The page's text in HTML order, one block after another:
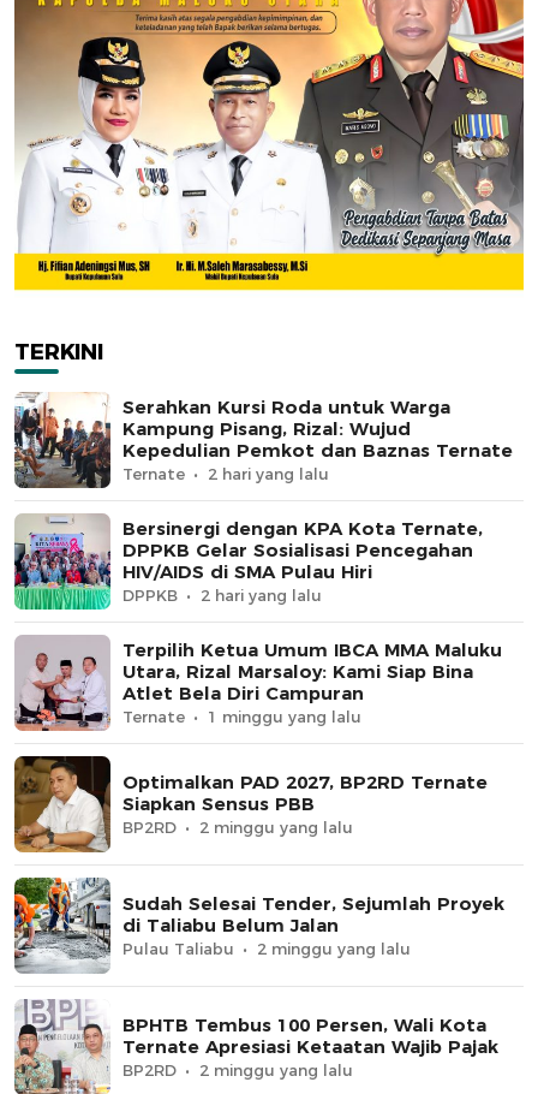
TERKINI
Serahkan Kursi Roda untuk Warga
Kampung Pisang, Rizal: Wujud
Kepedulian Pemkot dan Baznas Ternate
Ternate 2 hari yang lalu
Bersinergi dengan KPA Kota Ternate,
DPPKB Gelar Sosialisasi Pencegahan
HIV/AIDS di SMA Pulau Hiri
DPPKB 2 hari yang lalu
Terpilih Ketua Umum IBCA MMA Maluku
Utara, Rizal Marsaloy: Kami Siap Bina
Atlet Bela Diri Campuran
Ternate 1 minggu yang lalu
Optimalkan PAD 2027, BP2RD Ternate
Siapkan Sensus PBB
BP2RD 2 minggu yang lalu
Sudah Selesai Tender, Sejumlah Proyek
di Taliabu Belum Jalan
Pulau Taliabu 2 minggu yang lalu
BPHTB Tembus 100 Persen, Wali Kota
Ternate Apresiasi Ketaatan Wajib Pajak
BP2RD 2 minggu yang lalu